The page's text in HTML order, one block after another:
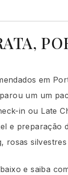
em
um um
in ou Late
e
rosas
e saiba